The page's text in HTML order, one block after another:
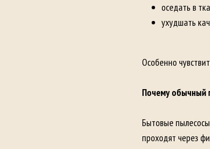
оседать в
ухудшать
Особенно
Почему обычный
Бытовые
проходят через